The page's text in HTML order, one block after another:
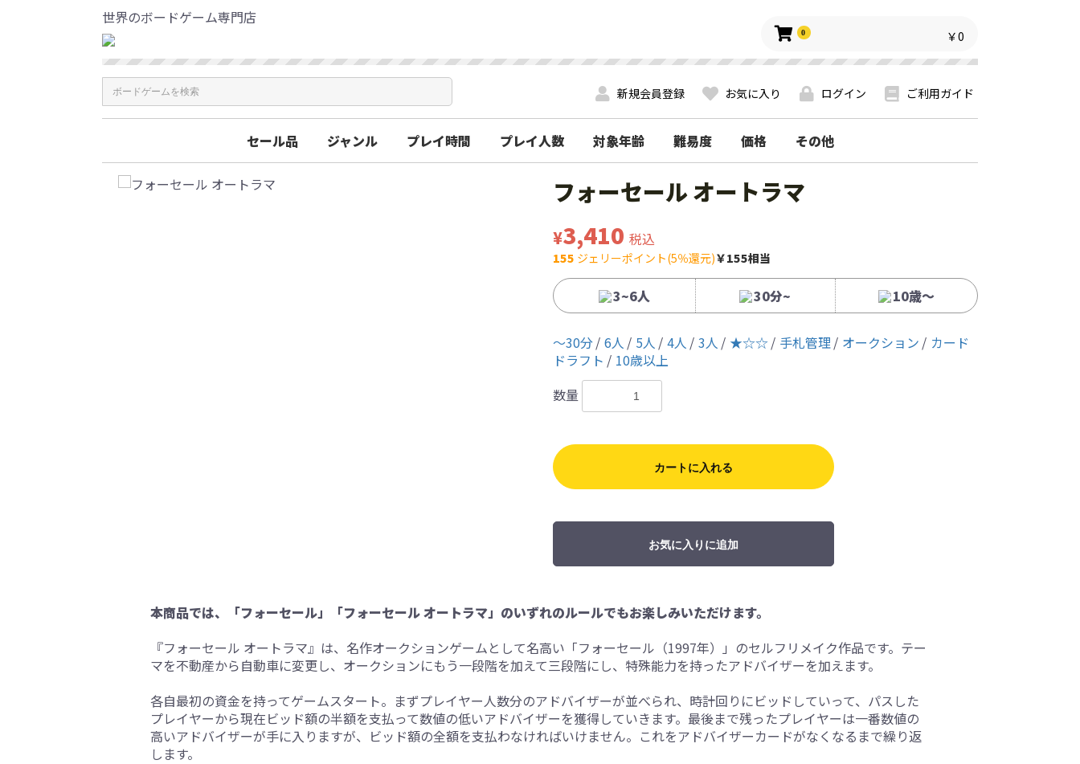
世界のボードゲーム専門店
0 ￥0
新規会員登録 お気に入り ログイン ご利用ガイド
セール品 ジャンル プレイ時間 プレイ人数 対象年齢 難易度 価格 その他
フォーセール オートラマ
¥3,410 税込
155 ジェリーポイント(5％還元)￥155相当
3~6人 30分~ 10歳〜
〜30分 6人 5人 4人 3人 ★☆☆ 手札管理 オークション
カード
ドラフト
10歳以上
数量
カートに入れる
お気に入りに追加
本商品では、「フォーセール」「フォーセール オートラマ」のいずれのルールでもお楽しみいただけます。
『フォーセール オートラマ』は、名作オークションゲームとして名高い「フォーセール（1997年）」のセルフリメイク作品です。テー
マを不動産から自動車に変更し、オークションにもう一段階を加えて三段階にし、特殊能力を持ったアドバイザーを加えます。
各自最初の資金を持ってゲームスタート。まずプレイヤー人数分のアドバイザーが並べられ、時計回りにビッドしていって、パスした
プレイヤーから現在ビッド額の半額を支払って数値の低いアドバイザーを獲得していきます。最後まで残ったプレイヤーは一番数値の
高いアドバイザーが手に入りますが、ビッド額の全額を支払わなければいけません。これをアドバイザーカードがなくなるまで繰り返
します。